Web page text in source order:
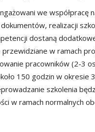
we współpracę
realizacji
dostaną
w ramach
pracowników (2-3
150 godzin w okresie
szkolenia
w ramach normalnych